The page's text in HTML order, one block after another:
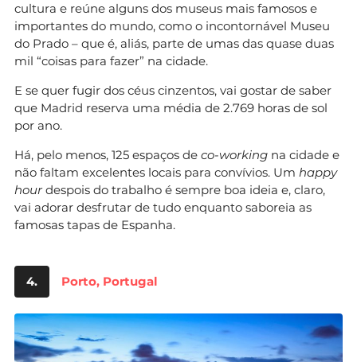
cultura e reúne alguns dos museus mais famosos e
importantes do mundo, como o incontornável Museu
do Prado – que é, aliás, parte de umas das quase duas
mil “coisas para fazer” na cidade.
E se quer fugir dos céus cinzentos, vai gostar de saber
que Madrid reserva uma média de 2.769 horas de sol
por ano.
Há, pelo menos, 125 espaços de co-working na cidade e
não faltam excelentes locais para convívios. Um happy
hourdespois do trabalho é sempre boa ideia e, claro,
vai adorar desfrutar de tudo enquanto saboreia as
famosas tapas de Espanha.
4. Porto, Portugal